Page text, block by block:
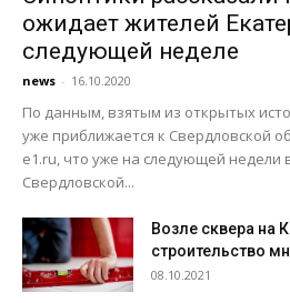
ожидает жителей
следующей неделе
news - 16.10.2020
По данным, взятым из открытых
уже приближается к Свердловской
e1.ru, что уже на следующей недели
Свердловской...
Возле сквера на
строительство
08.10.2021